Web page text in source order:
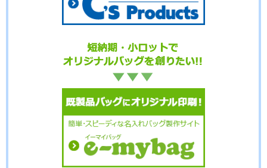
No.3-099 No.3-098
No.3-096 No.3-095